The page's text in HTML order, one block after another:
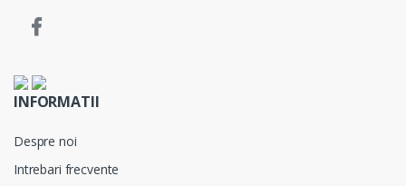
INFORMATII
Despre noi
Intrebari frecvente